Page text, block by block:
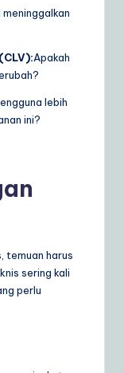
Apakah
lebih
ini?
temuan harus
sering kali
perlu